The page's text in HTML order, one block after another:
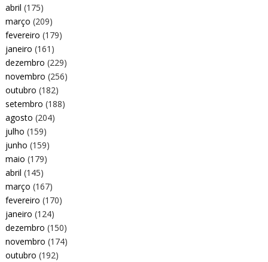
abril (175)
março (209)
fevereiro (179)
janeiro (161)
dezembro (229)
novembro (256)
outubro (182)
setembro (188)
agosto (204)
julho (159)
junho (159)
maio (179)
abril (145)
março (167)
fevereiro (170)
janeiro (124)
dezembro (150)
novembro (174)
outubro (192)